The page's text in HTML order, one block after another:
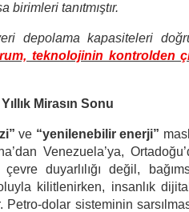
birimleri tanıtmıştır.
depolama kapasiteleri
teknolojinin kontrolden
Mirasın Sonu
ve “yenilenebilir enerji”
Venezuela’ya,
duyarlılığı değil,
kilitlenirken, insanlık
Petro-dolar sisteminin